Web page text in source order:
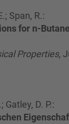
Span, R.:
for n-
Properties,
D. P.: